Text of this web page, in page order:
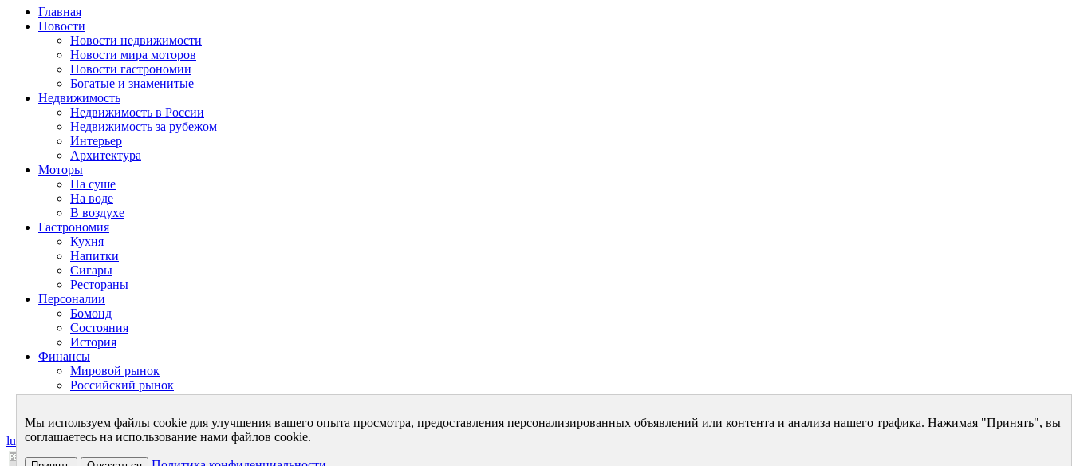
Главная
Новости
Новости недвижимости
Новости мира моторов
Новости гастрономии
Богатые и знаменитые
Недвижимость
Недвижимость в России
Недвижимость за рубежом
Интерьер
Архитектура
Моторы
На суше
На воде
В воздухе
Гастрономия
Кухня
Напитки
Сигары
Рестораны
Персоналии
Бомонд
Состояния
История
Финансы
Мировой рынок
Российский рынок
Личный бюджет
luxurynet.ru - в мире роскоши
Мы используем файлы cookie для улучшения вашего опыта просмотра, предоставления персонализированных объявлений или контента и анализа нашего трафика. Нажимая "Принять", вы
соглашаетесь на использование нами файлов cookie.